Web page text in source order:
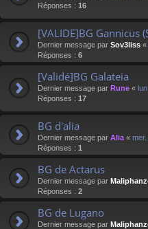
Réponses : 16
[VALIDE]BG Gannicus
Dernier message par Sov3liss «
Réponses : 6
[Validé]BG Galateia
Dernier message par Rune «
Réponses : 17
BG d'alia
Dernier message par Alia «
Réponses : 1
BG de Actarus
Dernier message par
Réponses : 2
BG de Lugano
Dernier message par